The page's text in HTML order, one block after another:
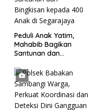
Peduli Anak Yatim,
Mahabib Bagikan
Santunan dan
Anak di Segarajaya